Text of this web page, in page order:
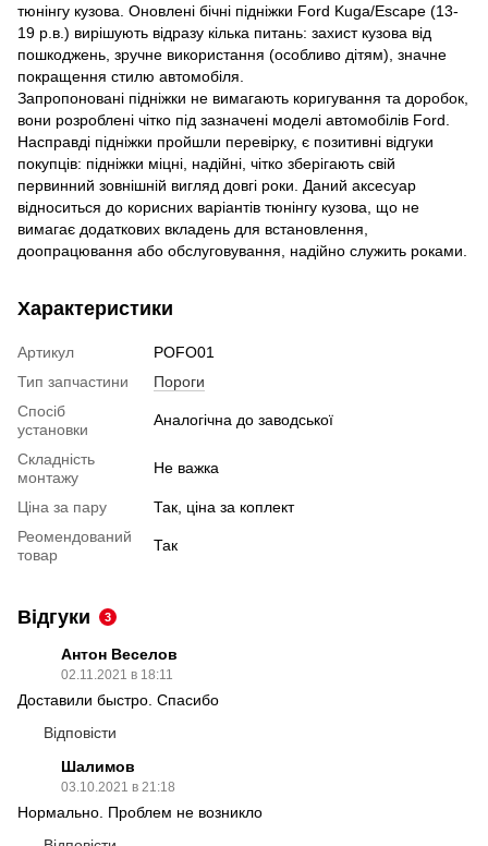
тюнінгу кузова. Оновлені бічні підніжки Ford Kuga/Escape (13-
19 р.в.) вирішують відразу кілька питань: захист кузова від
пошкоджень, зручне використання (особливо дітям), значне
покращення стилю автомобіля.
Запропоновані підніжки не вимагають коригування та доробок,
вони розроблені чітко під зазначені моделі автомобілів Ford.
Насправді підніжки пройшли перевірку, є позитивні відгуки
покупців: підніжки міцні, надійні, чітко зберігають свій
первинний зовнішній вигляд довгі роки. Даний аксесуар
відноситься до корисних варіантів тюнінгу кузова, що не
вимагає додаткових вкладень для встановлення,
доопрацювання або обслуговування, надійно служить роками.
Характеристики
Артикул
POFO01
Тип запчастини
Пороги
Спосіб
установки
Аналогічна до заводської
Складність
монтажу
Не важка
Ціна за пару
Так, ціна за коплект
Реомендований
товар
Так
Відгуки 3
Антон Веселов
02.11.2021 в 18:11
Доставили быстро. Спасибо
Відповісти
Шалимов
03.10.2021 в 21:18
Нормально. Проблем не возникло